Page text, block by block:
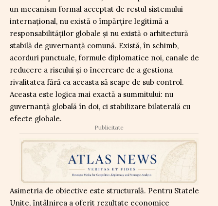
un mecanism formal acceptat de restul sistemului
internațional, nu există o împărțire legitimă a
responsabilităților globale și nu există o arhitectură
stabilă de guvernanță comună. Există, în schimb,
acorduri punctuale, formule diplomatice noi, canale de
reducere a riscului și o încercare de a gestiona
rivalitatea fără ca aceasta să scape de sub control.
Aceasta este logica mai exactă a summitului: nu
guvernanță globală în doi, ci stabilizare bilaterală cu
efecte globale.
Publicitate
Asimetria de obiective este structurală. Pentru Statele
Unite, întâlnirea a oferit rezultate economice